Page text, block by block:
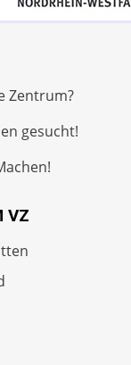
Zentrum?
gesucht!
VZ